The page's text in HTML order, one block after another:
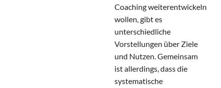
Coaching weiterentwickeln
wollen, gibt es
unterschiedliche
Vorstellungen über Ziele
und Nutzen. Gemeinsam
ist allerdings, dass die
systematische